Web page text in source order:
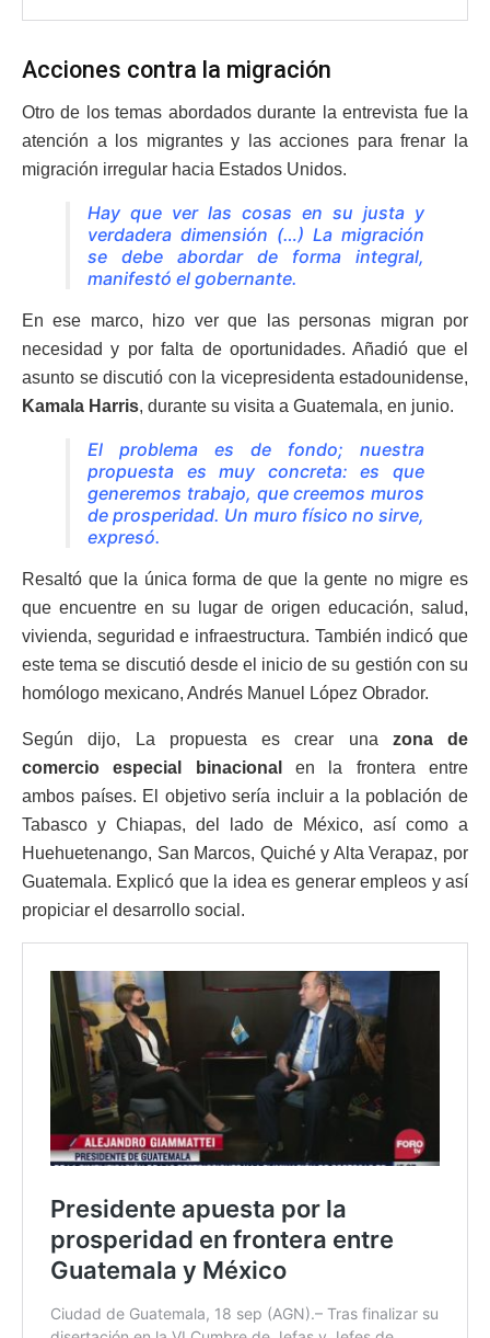
Acciones contra la migración
Otro de los temas abordados durante la entrevista fue la
atención a los migrantes y las acciones para frenar la
migración irregular hacia Estados Unidos.
Hay que ver las cosas en su justa y
verdadera dimensión (…) La migración
se debe abordar de forma integral,
manifestó el gobernante.
En ese marco, hizo ver que las personas migran por
necesidad y por falta de oportunidades. Añadió que el
asunto se discutió con la vicepresidenta estadounidense,
Kamala Harris, durante su visita a Guatemala, en junio.
El problema es de fondo; nuestra
propuesta es muy concreta: es que
generemos trabajo, que creemos muros
de prosperidad. Un muro físico no sirve,
expresó.
Resaltó que la única forma de que la gente no migre es
que encuentre en su lugar de origen educación, salud,
vivienda, seguridad e infraestructura. También indicó que
este tema se discutió desde el inicio de su gestión con su
homólogo mexicano, Andrés Manuel López Obrador.
Según dijo, La propuesta es crear una zona de
comercio especial binacional
en la frontera entre
ambos países. El objetivo sería incluir a la población de
Tabasco y Chiapas, del lado de México, así como a
Huehuetenango, San Marcos, Quiché y Alta Verapaz, por
Guatemala. Explicó que la idea es generar empleos y así
propiciar el desarrollo social.